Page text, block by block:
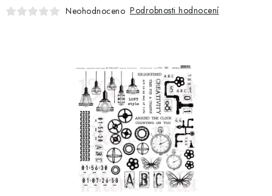
MOJE OBJEDNÁVKA
Kontakty Moje objednávka
Oblíbené ♥️
Hodnocení obchodu
Obchodní podmínky
Neohodnoceno Podrobnosti hodnocení